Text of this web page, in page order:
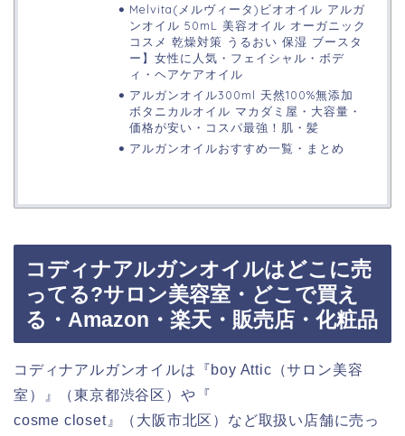
Melvita(メルヴィータ)ビオオイル アルガ
ンオイル 50mL 美容オイル オーガニック
コスメ 乾燥対策 うるおい 保湿 ブースタ
ー】女性に人気・フェイシャル・ボデ
ィ・ヘアケアオイル
アルガンオイル300ml 天然100%無添加
ボタニカルオイル マカダミ屋・大容量・
価格が安い・コスパ最強！肌・髪
アルガンオイルおすすめ一覧・まとめ
コディナアルガンオイルはどこに売
ってる?サロン美容室・どこで買え
る・Amazon・楽天・販売店・化粧品
コディナアルガンオイルは『boy Attic（サロン美容
室）』（東京都渋谷区）や『
cosme closet』（大阪市北区）など取扱い店舗に売っ